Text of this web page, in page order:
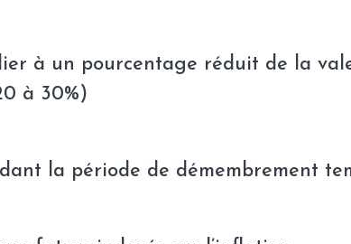
à un pourcentage réduit de la
à 30%)
la période de démembrement